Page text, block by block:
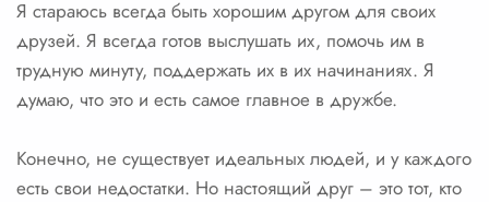
Я стараюсь всегда быть хорошим другом для своих
друзей. Я всегда готов выслушать их, помочь им в
трудную минуту, поддержать их в их начинаниях. Я
думаю, что это и есть самое главное в дружбе.
Конечно, не существует идеальных людей, и у каждого
есть свои недостатки. Но настоящий друг – это тот, кто